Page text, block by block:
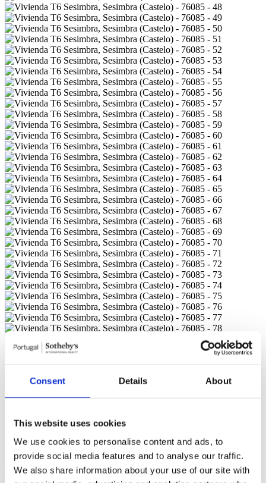
Consent Details About
This website uses cookies
We use cookies to personalise content and ads, to
provide social media features and to analyse our traffic.
We also share information about your use of our site with
Sesimbra, Sesimbra (Castelo),
Vivienda 6 Habitaciones (ref: 103250260)
Contactar